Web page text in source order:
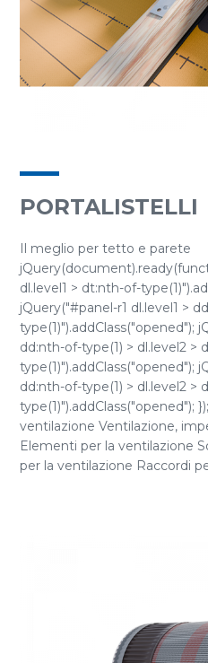
PORTALISTELLI
Il meglio per tetto e parete
dl.level1 > dt:nth-of-
jQuery("#panel-r1 dl.level1 >
type(1)").addClass("opened");
dd:nth-of-type(1) > dl.level2 >
type(1)").addClass("opened");
dd:nth-of-type(1) > dl.level2 >
type(1)").addClass("opened");
ventilazione Ventilazione,
Elementi per la ventilazione
per la ventilazione Raccordi